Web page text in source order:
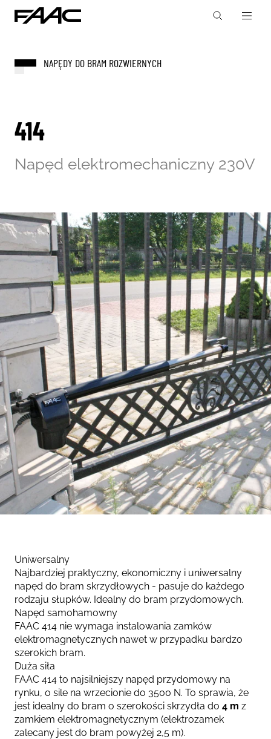
NAPĘDY DO BRAM ROZWIERNYCH
414
Napęd elektromechaniczny 230V
Uniwersalny
Najbardziej praktyczny, ekonomiczny i uniwersalny
napęd do bram skrzydłowych - pasuje do każdego
rodzaju słupków. Idealny do bram przydomowych.
Napęd samohamowny
FAAC 414 nie wymaga instalowania zamków
elektromagnetycznych nawet w przypadku bardzo
szerokich bram.
Duża siła
FAAC 414 to najsilniejszy napęd przydomowy na
rynku, o sile na wrzecionie do 3500 N. To sprawia, że
jest idealny do bram o szerokości skrzydła do 4 m z
zamkiem elektromagnetycznym (elektrozamek
zalecany jest do bram powyżej 2,5 m).